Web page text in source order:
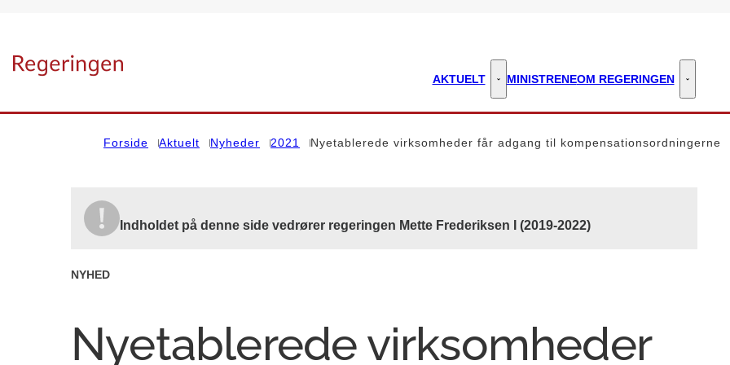
AKTUELT Aktuelt - Flere links
MINISTRENEOM REGERINGEN Om
Forside Aktuelt Nyheder 2021 Nyetablerede virksomheder får adgang til kompensationsordningerne
Indholdet på denne side vedrører regeringen Mette Frederiksen I (2019-2022)
NYHED
Nyetablerede virksomheder